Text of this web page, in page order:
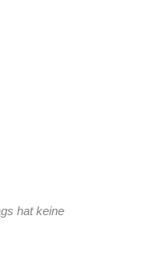
hat keine